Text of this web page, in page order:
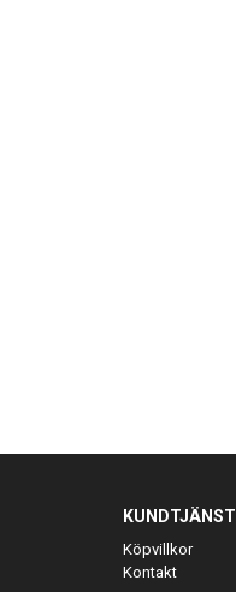
KUNDTJÄNST
Köpvillkor
Kontakt